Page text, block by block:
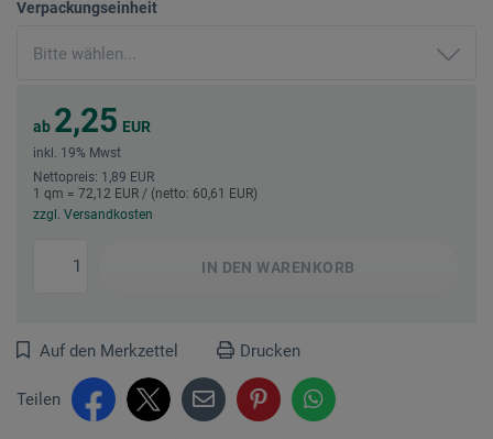
Verpackungseinheit
ab 2,25 EUR
inkl. 19% Mwst
Nettopreis: 1,89 EUR
1 qm = 72,12 EUR / (netto: 60,61 EUR)
zzgl. Versandkosten
IN DEN WARENKORB
Auf den Merkzettel Drucken
Teilen